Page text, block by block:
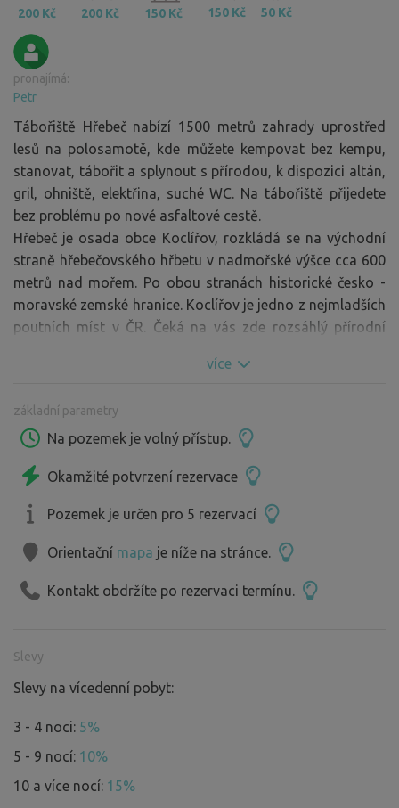
200 Kč 200 Kč 150 Kč 150 Kč 50 Kč
pronajímá:
Petr
Tábořiště Hřebeč nabízí 1500 metrů zahrady uprostřed
lesů na polosamotě, kde můžete kempovat bez kempu,
stanovat, tábořit a splynout s přírodou, k dispozici altán,
gril, ohniště, elektřina, suché WC. Na tábořiště přijedete
bez problému po nové asfaltové cestě.
Hřebeč je osada obce Koclířov, rozkládá se na východní
straně hřebečovského hřbetu v nadmořské výšce cca 600
metrů nad mořem. Po obou stranách historické česko -
moravské zemské hranice. Koclířov je jedno z nejmladších
poutních míst v ČR. Čeká na vás zde rozsáhlý přírodní
výrobky. Navštivte také unikátní úzkokolejku s historickou
více
základní parametry
Na pozemek je volný přístup.
Okamžité potvrzení rezervace
Pozemek je určen pro 5 rezervací
Orientační mapa je níže na stránce.
Kontakt obdržíte po rezervaci termínu.
Slevy
Slevy na vícedenní pobyt:
3 - 4 noci: 5%
5 - 9 nocí: 10%
10 a více nocí: 15%